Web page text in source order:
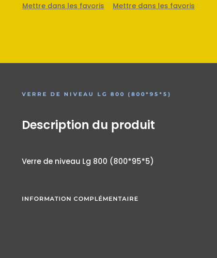
Mettre dans les favoris Mettre dans les favoris
VERRE DE NIVEAU LG 800 (800*95*5)
Description du produit
Verre de niveau Lg 800 (800*95*5)
INFORMATION COMPLÉMENTAIRE